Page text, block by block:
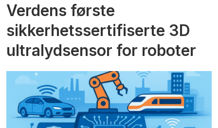
Verdens første
sikkerhetssertifiserte 3D
ultralydsensor for roboter